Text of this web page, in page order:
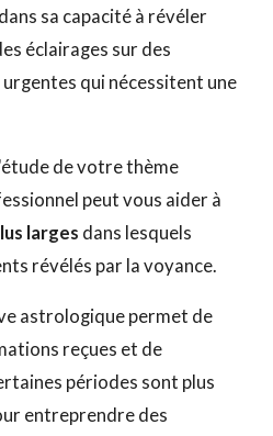
sa capacité à révéler
éclairages sur des
qui nécessitent une
de votre thème
peut vous aider à
larges dans lesquels
révélés par la voyance.
astrologique permet de
reçues et de
périodes sont plus
entreprendre des